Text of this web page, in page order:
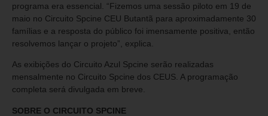
programa era essencial. “Fizemos uma sessão piloto em 19 de
maio no Circuito Spcine CEU Butantã para aproximadamente 30
famílias e a resposta do público foi imensamente positiva, então
resolvemos lançar o projeto”, explica.
As exibições do Circuito Azul Spcine serão realizadas
mensalmente no Circuito Spcine dos CEUS. A programação
completa será divulgada em breve.
SOBRE O CIRCUITO SPCINE